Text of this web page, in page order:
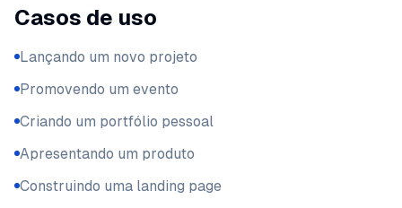
Casos de uso
Lançando um novo projeto
Promovendo um evento
Criando um portfólio pessoal
Apresentando um produto
Construindo uma landing page